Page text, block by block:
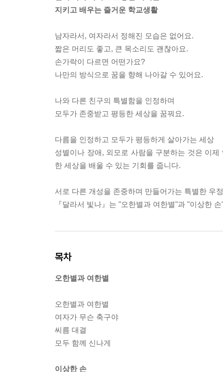
지키고 배우는 즐거운 학교생활
남자라서, 여자라서 정해진 모습은 없어요.
짧은 머리도 좋고, 큰 목소리도 괜찮아요.
손가락이 다르면 어떤가요?
나만의 방식으로 꿈을 향해 나아갈 수 있어요.
나와 다른 친구의 특별함을 인정하며
모두가 존중받고 평등한 세상을 꿈꿔요.
다름을 인정하고 모두가 평등하게 살아가는 세상
성별이나 장애, 외모로 사람을 구분하는 것은 이
한 세상을 배울 수 있는 기회를 줍니다.
서로 다른 개성을 존중하며 만들어가는 특별한 우
『달라서 빛나』는 "오한별과 여한별"과 "이상한
목차
오한별과 여한별
오한별과 여한별
여자가 무슨 축구야
씨름 대결
모두 함께 신나게
이상한 손